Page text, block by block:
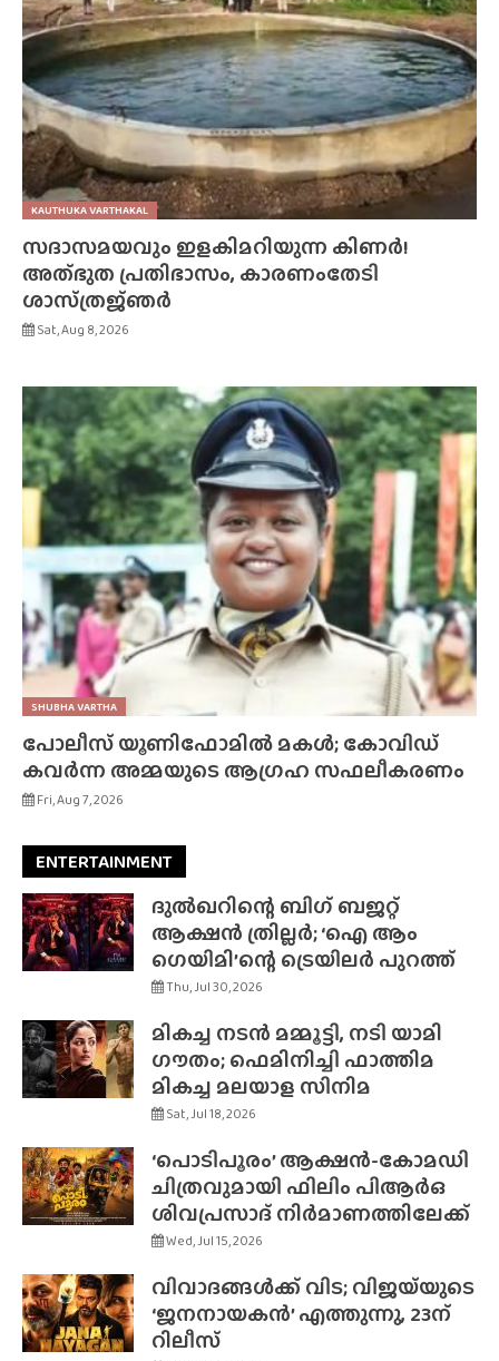
KAUTHUKA VARTHAKAL
സദാസമയവും ഇളകിമറിയുന്ന കിണർ!
അത്‌ഭുത പ്രതിഭാസം, കാരണംതേടി
ശാസ്‌ത്രജ്‌ഞർ
Sat, Aug 8, 2026
SHUBHA VARTHA
പോലീസ് യൂണിഫോമിൽ മകൾ; കോവിഡ്
കവർന്ന അമ്മയുടെ ആഗ്രഹ സഫലീകരണം
Fri, Aug 7, 2026
ENTERTAINMENT
ദുൽഖറിന്റെ ബിഗ് ബജറ്റ്
ആക്ഷൻ ത്രില്ലർ; ‘ഐ ആം
ഗെയിമി’ന്റെ ട്രെയിലർ പുറത്ത്
Thu, Jul 30, 2026
മികച്ച നടൻ മമ്മൂട്ടി, നടി യാമി
ഗൗതം; ഫെമിനിച്ചി ഫാത്തിമ
മികച്ച മലയാള സിനിമ
Sat, Jul 18, 2026
‘പൊടിപൂരം’ ആക്ഷൻ-കോമഡി
ചിത്രവുമായി ഫിലിം പിആർഒ
ശിവപ്രസാദ് നിർമാണത്തിലേക്ക്
Wed, Jul 15, 2026
വിവാദങ്ങൾക്ക് വിട; വിജയ്‌യുടെ
‘ജനനായകൻ’ എത്തുന്നു, 23ന്
റിലീസ്